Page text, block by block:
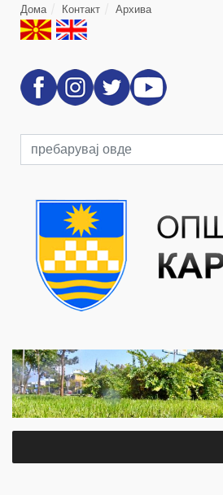
Дома Контакт Архива